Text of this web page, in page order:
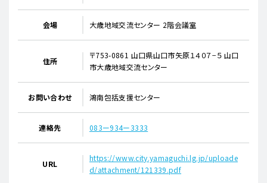
会場 大歳地域交流センター 2階会議室
住所
〒753-0861 山口県山口市矢原１４０７−５ 山口
市大歳地域交流センター
お問い合わせ 鴻南包括支援センター
連絡先 083ー934ー3333
URL
https://www.city.yamaguchi.lg.jp/uploade
d/attachment/121339.pdf